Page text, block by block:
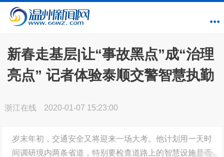
新春走基层|让“事故黑点”成“治理
亮点” 记者体验泰顺交警智慧执勤
浙江在线 2020-01-07 15:23:00
岁末年初，交通安全又将迎来一场大考。他计划用一天时
间调研境内两条省道，特别要检查道路上的智慧设施是否